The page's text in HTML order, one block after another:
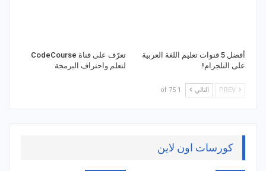
أفضل 5 قنوات تعليم اللغة العربية
على التلجرام!
تعرّف على قناة CodeCourse
لتعلم واحتراف البرمجة
التالي 1 of 75
كورسات اون لاين